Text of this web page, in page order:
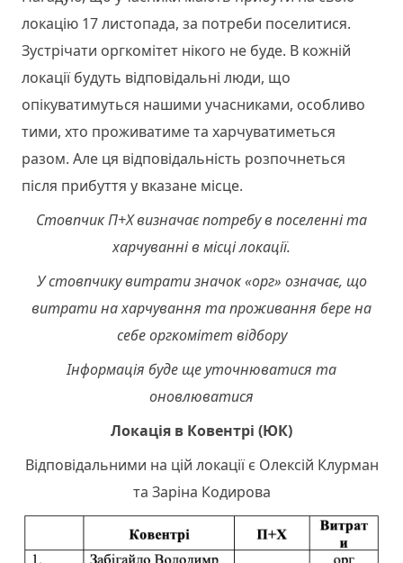
локацію 17 листопада, за потреби поселитися.
Зустрічати оргкомітет нікого не буде. В кожній
локації будуть відповідальні люди, що
опікуватимуться нашими учасниками, особливо
тими, хто проживатиме та харчуватиметься
разом. Але ця відповідальність розпочнеться
після прибуття у вказане місце.
Стовпчик П+Х визначає потребу в поселенні та
харчуванні в місці локації.
У стовпчику витрати значок «орг» означає, що
витрати на харчування та проживання бере на
себе оргкомітет відбору
Інформація буде ще уточнюватися та
оновлюватися
Локація в Ковентрі (ЮК)
Відповідальними на цій локації є Олексій Клурман
та Заріна Кодирова